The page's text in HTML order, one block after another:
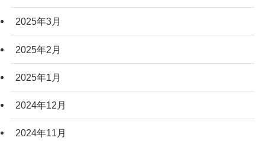
2025年3月
2025年2月
2025年1月
2024年12月
2024年11月